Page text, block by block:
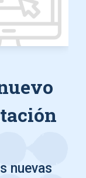
nuevas